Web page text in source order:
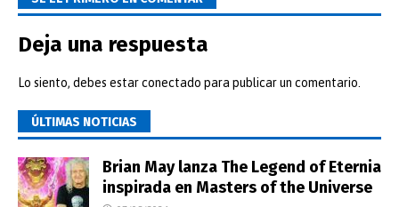
Deja una respuesta
Lo siento, debes estarconectado para publicar un comentario.
ÚLTIMAS NOTICIAS
Brian May lanza The Legend of Eternia
inspirada en Masters of the Universe